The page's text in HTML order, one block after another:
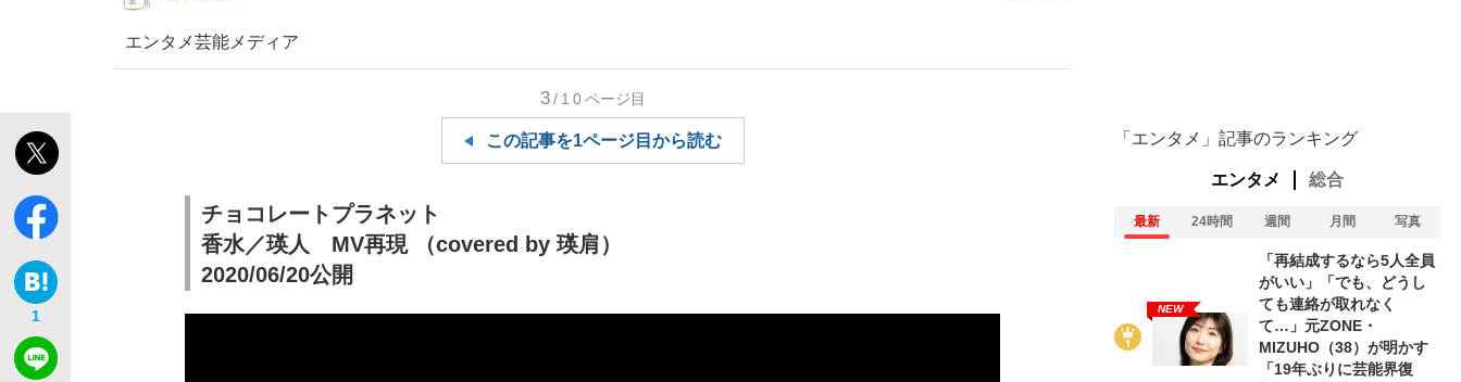
「最悪の空気のまま解散」WBC日本代表“敗戦”の真実 選手が明かす... 「敗因分析は一切聞かれなかった」侍ジャパン選手が証言した“NPB聞...
エンタメ芸能 メディア
1
3 /10ページ目
この記事を1ページ目から読む
チョコレートプラネット
香水／瑛人 MV再現 （covered by 瑛肩）
2020/06/20公開
「エンタメ」記事のランキング
エンタメ 総合
最新 24時間 週間 月間 写真
NEW
「再結成するなら5人全員
がいい」「でも、どうし
ても連絡が取れなく
て…」元ZONE・
MIZUHO（38）が明かす
「19年ぶりに芸能界復